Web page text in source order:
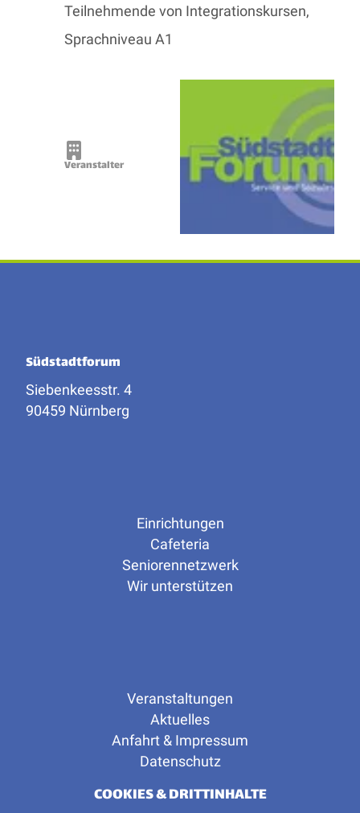
Teilnehmende von Integrationskursen,
Sprachniveau A1
Veranstalter
Südstadtforum
Siebenkeesstr. 4
90459 Nürnberg
Einrichtungen
Cafeteria
Seniorennetzwerk
Wir unterstützen
Veranstaltungen
Aktuelles
Anfahrt & Impressum
Datenschutz
COOKIES & DRITTINHALTE